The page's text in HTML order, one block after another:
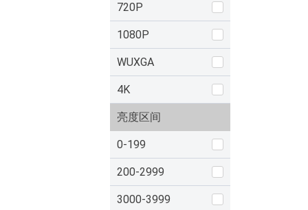
720P
1080P
WUXGA
4K
亮度区间
0-199
200-2999
3000-3999